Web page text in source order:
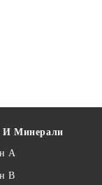
И Минерали
А
B